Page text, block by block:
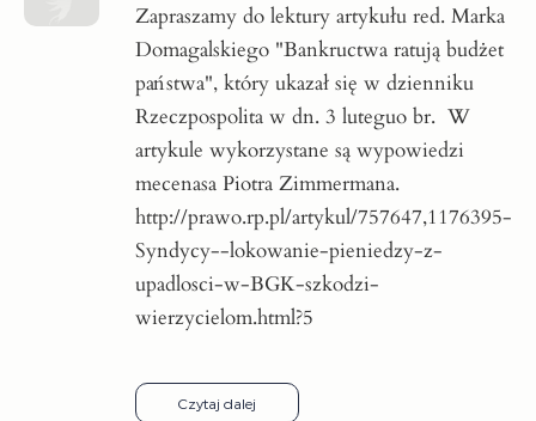
Zapraszamy do lektury artykułu red. Marka
Domagalskiego "Bankructwa ratują budżet
państwa", który ukazał się w dzienniku
Rzeczpospolita w dn. 3 luteguo br. W
artykule wykorzystane są wypowiedzi
mecenasa Piotra Zimmermana.
http://prawo.rp.pl/artykul/757647,1176395-
Syndycy--lokowanie-pieniedzy-z-
upadlosci-w-BGK-szkodzi-
wierzycielom.html?5
Czytaj dalej